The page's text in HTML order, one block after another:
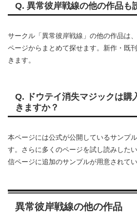
Q. 異常彼岸戦線の他の作品も
サークル「異常彼岸戦線」の他の作品は
ページからまとめて探せます。新作・既
きます。
Q. ドウテイ消失マジックは購
きますか？
本ページには公式が公開しているサンプ
す。さらに多くのページを試し読みした
信ページに追加のサンプルが用意されて
異常彼岸戦線の他の作品